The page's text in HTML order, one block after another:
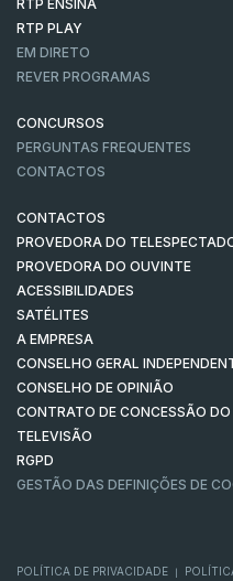
RTP ENSINA
RTP PLAY
EM DIRETO
REVER PROGRAMAS
CONCURSOS
PERGUNTAS FREQUENTES
CONTACTOS
CONTACTOS
PROVEDORA DO
PROVEDORA DO OUVINTE
ACESSIBILIDADES
SATÉLITES
A EMPRESA
CONSELHO GERAL
CONSELHO DE OPINIÃO
CONTRATO DE CONCESSÃO
TELEVISÃO
RGPD
GESTÃO DAS DEFINIÇÕES DE
POLÍTICA DE PRIVACIDADE